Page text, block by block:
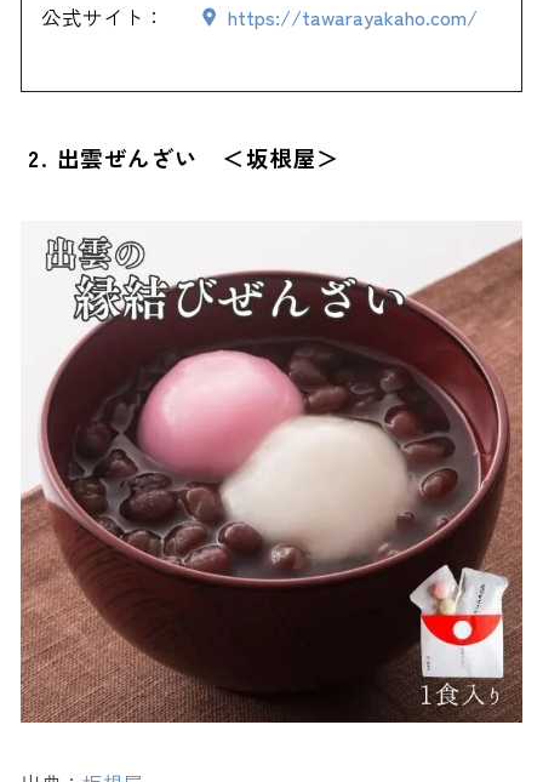
公式サイト：
https://tawarayakaho.com/
2. 出雲ぜんざい ＜坂根屋＞